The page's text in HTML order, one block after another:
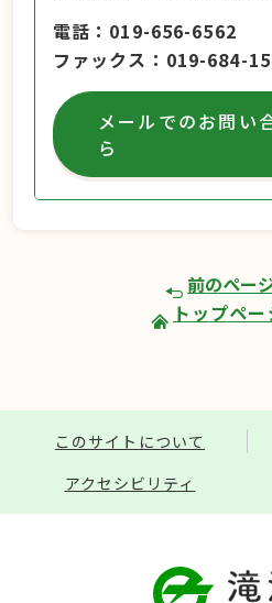
電話
019-656-6562
ファックス
019-684-
メールでのお問い
ら
前のペー
トップペ
このサイトについて
アクセシビリティ